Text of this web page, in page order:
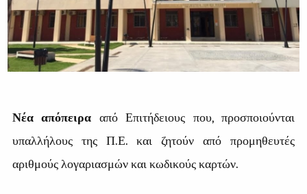
Νέα απόπειρα από Επιτήδειους που, προσποιούνται
υπαλλήλους της Π.Ε. και ζητούν από προμηθευτές
αριθμούς λογαριασμών και κωδικούς καρτών.